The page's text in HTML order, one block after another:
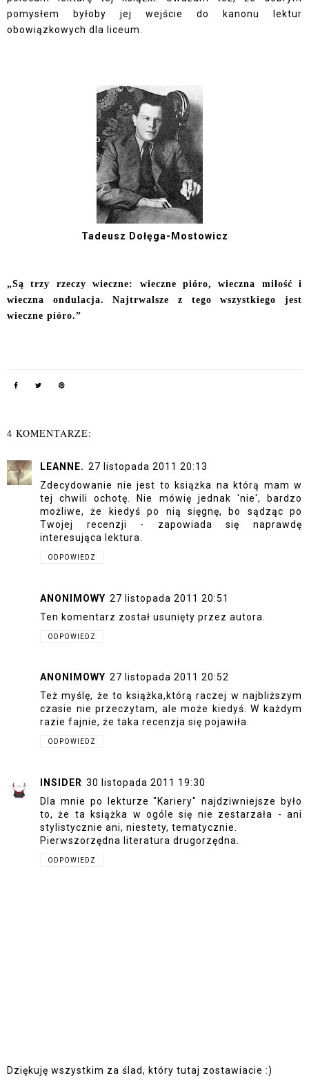
pomysłem byłoby jej wejście do kanonu lektur
obowiązkowych dla liceum.
Tadeusz Dołęga-Mostowicz
„Są trzy rzeczy wieczne: wieczne pióro, wieczna miłość i
wieczna ondulacja. Najtrwalsze z tego wszystkiego jest
wieczne pióro.”
4 KOMENTARZE:
LEANNE. 27 listopada 2011 20:13
Zdecydowanie nie jest to książka na którą mam w
tej chwili ochotę. Nie mówię jednak 'nie', bardzo
możliwe, że kiedyś po nią sięgnę, bo sądząc po
Twojej recenzji - zapowiada się naprawdę
interesująca lektura.
ODPOWIEDZ
ANONIMOWY 27 listopada 2011 20:51
Ten komentarz został usunięty przez autora.
ODPOWIEDZ
ANONIMOWY 27 listopada 2011 20:52
Też myślę, że to książka,którą raczej w najbliższym
czasie nie przeczytam, ale może kiedyś. W każdym
razie fajnie, że taka recenzja się pojawiła.
ODPOWIEDZ
INSIDER 30 listopada 2011 19:30
Dla mnie po lekturze "Kariery" najdziwniejsze było
to, że ta książka w ogóle się nie zestarzała - ani
stylistycznie ani, niestety, tematycznie.
Pierwszorzędna literatura drugorzędna.
ODPOWIEDZ
Dziękuję wszystkim za ślad, który tutaj zostawiacie :)